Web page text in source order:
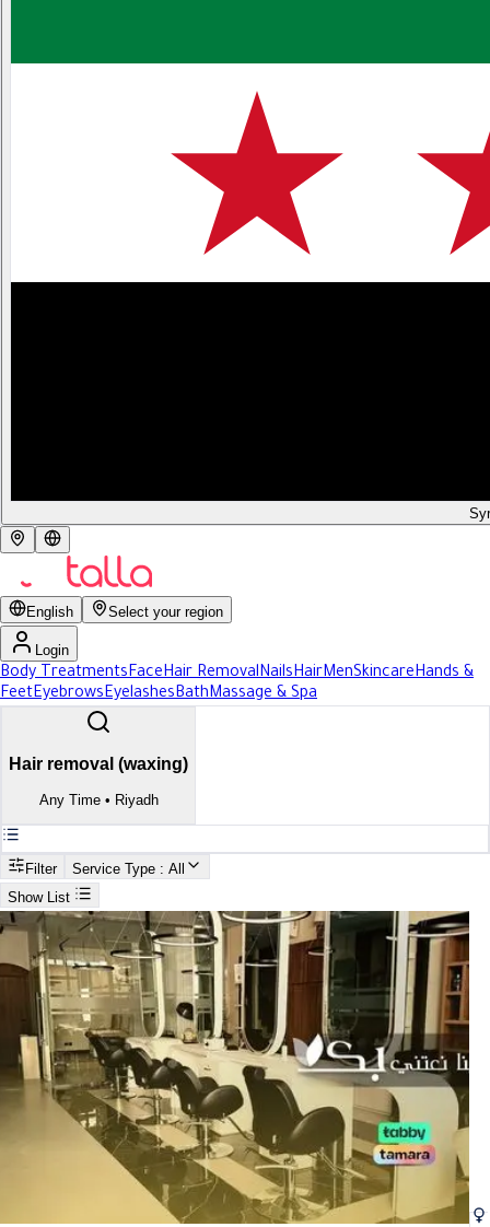
English Select your region
Login
Body TreatmentsFaceHair RemovalNailsHairMenSkincareHands &
FeetEyebrowsEyelashesBathMassage & Spa
Hair removal (waxing)
Any Time• Riyadh
Filter Service Type : All
Show List
Search
Best Hair removal (waxing) In Riyadh
Best Hair removal (waxing) In